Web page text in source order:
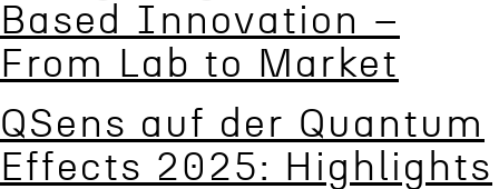
Based Innova­tion –
From Lab to Market
QSens auf der Quantum
Effects 2025: Highlights